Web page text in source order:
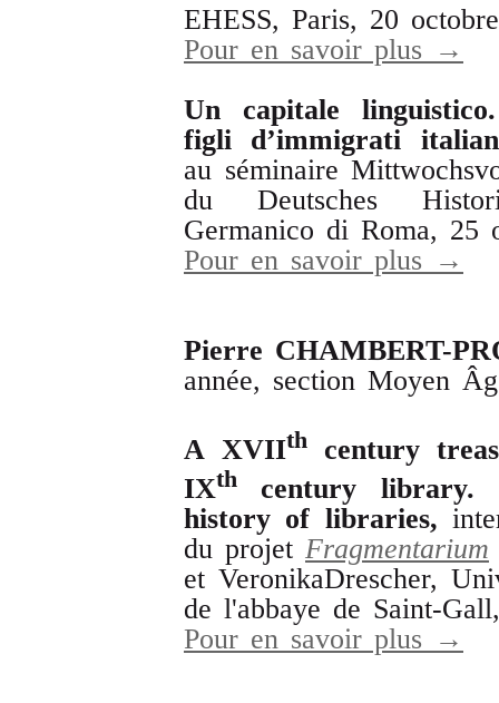
EHESS, Paris, 20
Pour en savoir plus →
Un capitale
figli d’immigrati
au séminaire
du Deutsches
Germanico di Roma, 25
Pour en savoir plus →
Pierre CHAMBERT-
année, section Moyen
A XVIIth century
IXth century library.
history of libraries,
du projet Fragmentarium
et VeronikaDrescher,
de l'abbaye de Saint-
Pour en savoir plus →